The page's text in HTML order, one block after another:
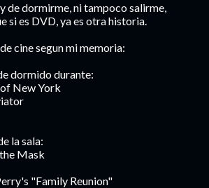
de dormirme, ni tampoco salirme,
si es DVD, ya es otra historia.
cine segun mi memoria:
dormido durante:
New York
la sala:
Mask
"Family Reunion"